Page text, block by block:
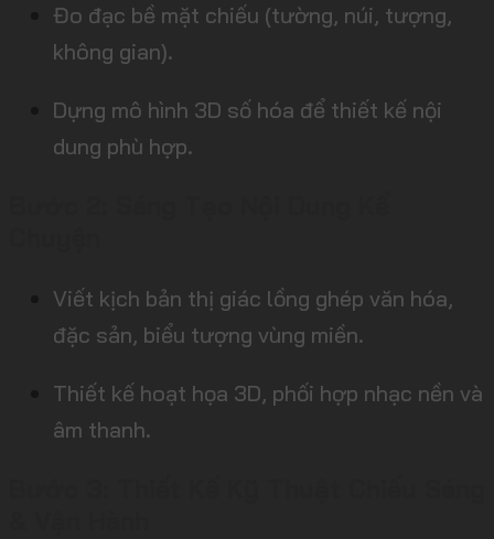
Đo đạc bề mặt chiếu (tường, núi, tượng,
không gian).
Dựng mô hình 3D số hóa để thiết kế nội
dung phù hợp.
Viết kịch bản thị giác lồng ghép văn hóa,
đặc sản, biểu tượng vùng miền.
Thiết kế hoạt họa 3D, phối hợp nhạc nền và
âm thanh.